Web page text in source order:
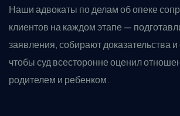
Наши адвокаты по делам об опеке
клиентов на каждом этапе —
заявления, собирают доказательства
чтобы суд всесторонне оценил
родителем и ребенком.